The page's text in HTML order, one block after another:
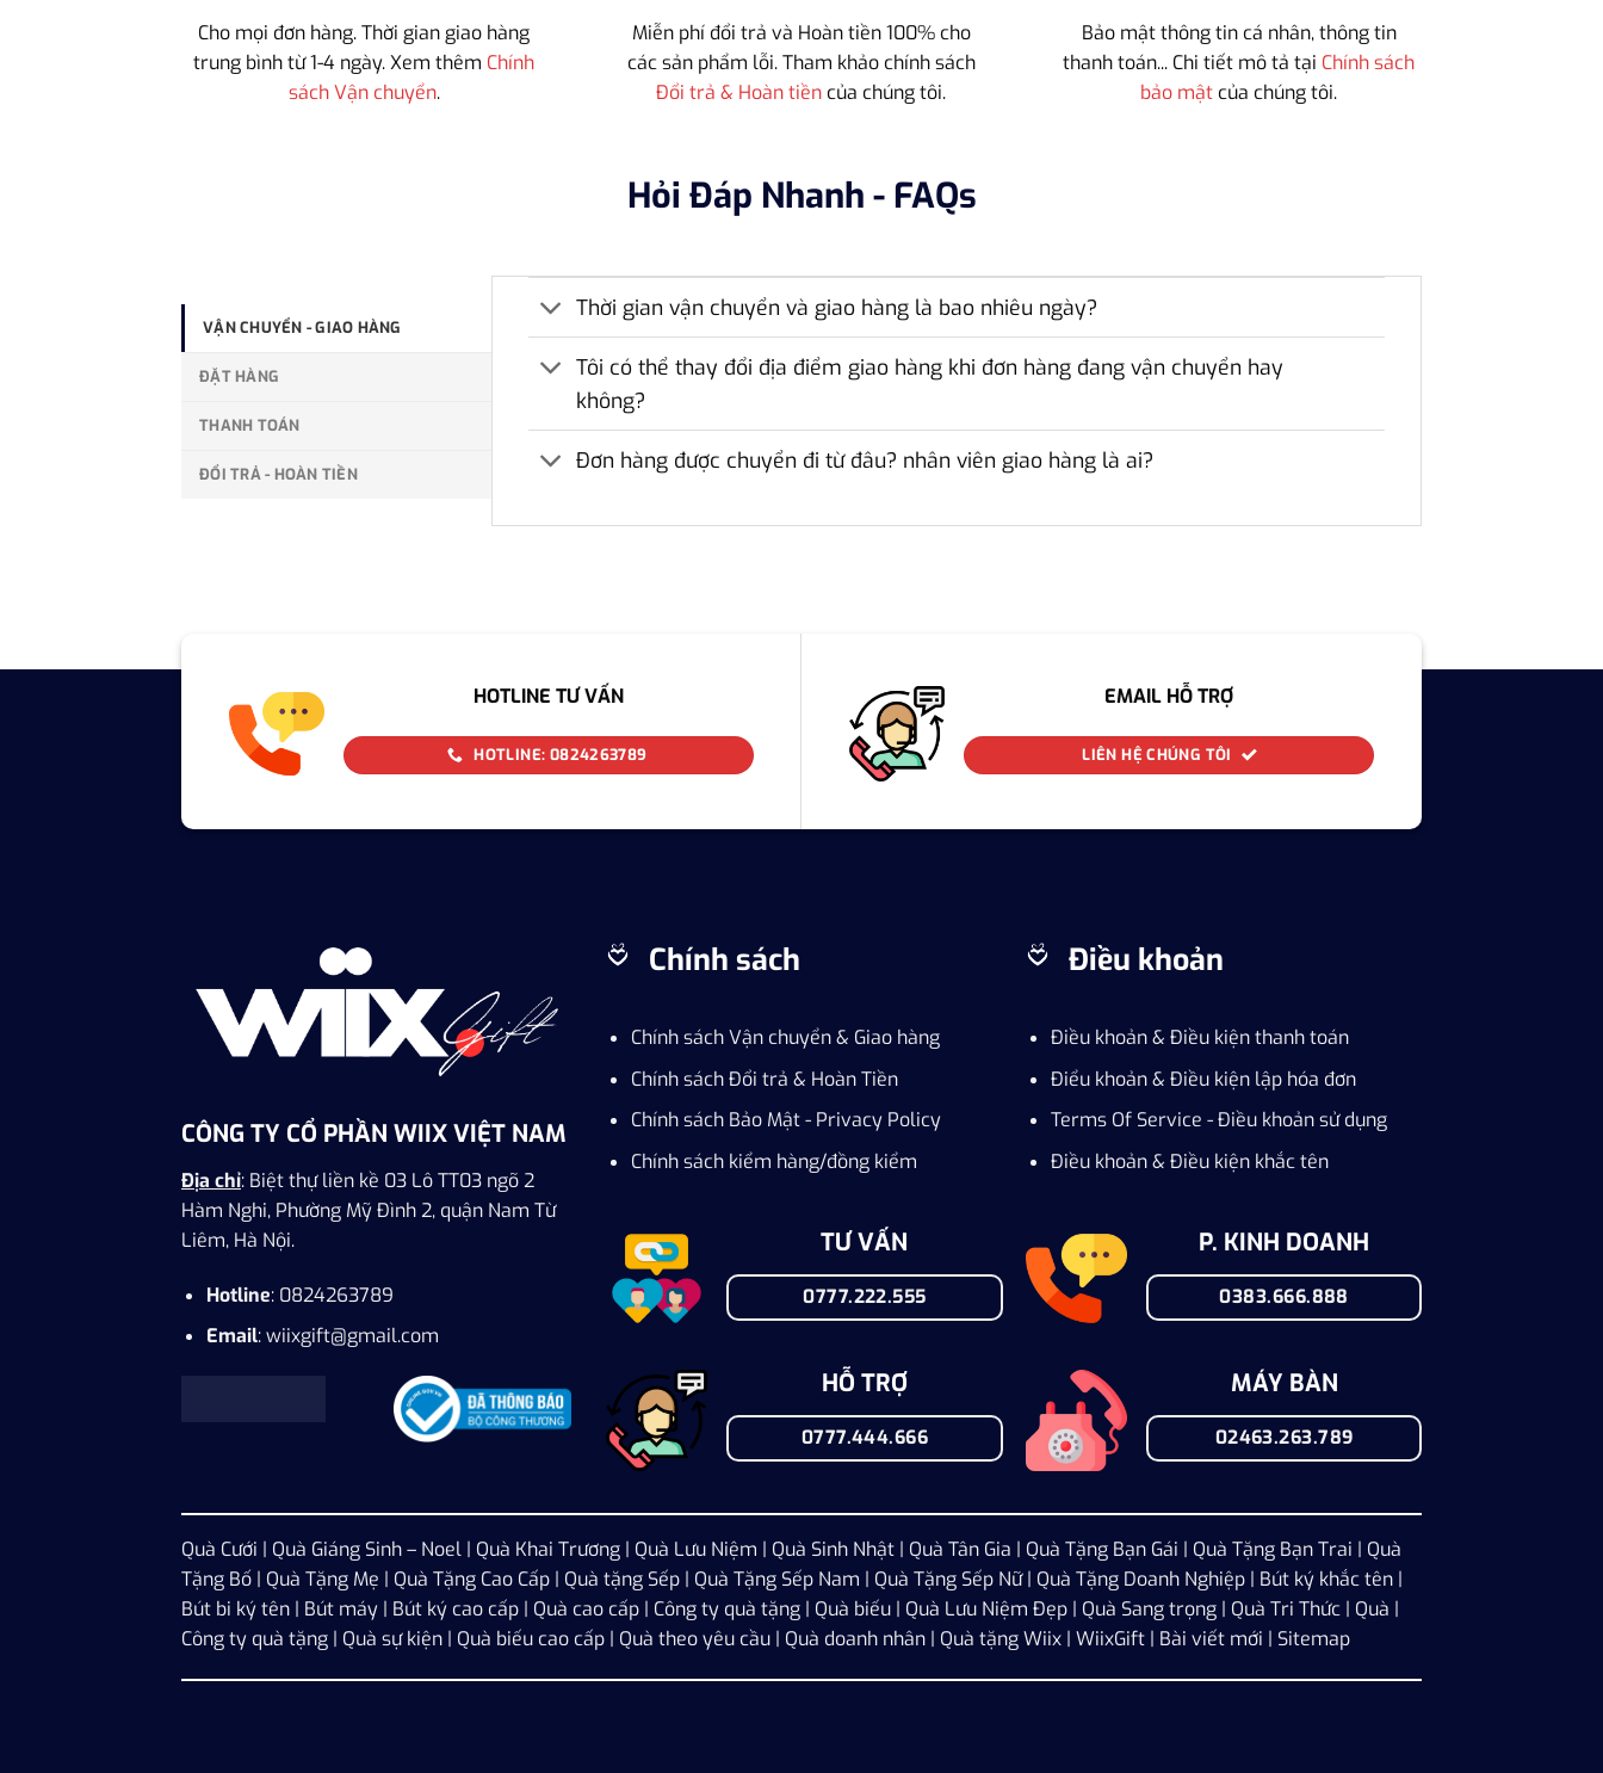
Cho mọi đơn hàng. Thời gian giao hàng
trung bình từ 1-4 ngày. Xem thêm Chính
sách Vận chuyển.
Miễn phí đổi trả và Hoàn tiền 100% cho
các sản phẩm lỗi. Tham khảo chính sách
Đổi trả & Hoàn tiền của chúng tôi.
Bảo mật thông tin cá nhân, thông tin
thanh toán... Chi tiết mô tả tại Chính sách
bảo mật của chúng tôi.
Hỏi Đáp Nhanh - FAQs
VẬN CHUYỂN - GIAO HÀNG
ĐẶT HÀNG
THANH TOÁN
ĐỔI TRẢ - HOÀN TIỀN
Thời gian vận chuyển và giao hàng là bao nhiêu ngày?
Tôi có thể thay đổi địa điểm giao hàng khi đơn hàng đang vận chuyển hay
không?
Đơn hàng được chuyển đi từ đâu? nhân viên giao hàng là ai?
HOTLINE TƯ VẤN
HOTLINE: 0824263789
EMAIL HỖ TRỢ
LIÊN HỆ CHÚNG TÔI
CÔNG TY CỔ PHẦN WIIX VIỆT NAM
Địa chỉ: Biệt thự liền kề 03 Lô TT03 ngõ 2
Hàm Nghi, Phường Mỹ Đình 2, quận Nam Từ
Liêm, Hà Nội.
Hotline: 0824263789
Email: wiixgift@gmail.com
Chính sách
Chính sách Vận chuyển & Giao hàng
Chính sách Đổi trả & Hoàn Tiền
Chính sách Bảo Mật - Privacy Policy
Chính sách kiểm hàng/đồng kiểm
Điều khoản
Điều khoản & Điều kiện thanh toán
Điểu khoản & Điều kiện lập hóa đơn
Terms Of Service - Điều khoản sử dụng
Điều khoản & Điều kiện khắc tên
TƯ VẤN
0777.222.555
HỖ TRỢ
0777.444.666
P. KINH DOANH
0383.666.888
MÁY BÀN
02463.263.789
Quà Cưới | Quà Giáng Sinh – Noel | Quà Khai Trương | Quà Lưu Niệm | Quà Sinh Nhật | Quà Tân Gia | Quà Tặng Bạn Gái | Quà Tặng Bạn Trai | Quà
Tặng Bố | Quà Tặng Mẹ | Quà Tặng Cao Cấp | Quà tặng Sếp | Quà Tặng Sếp Nam | Quà Tặng Sếp Nữ| Quà Tặng Doanh Nghiệp | Bút ký khắc tên |
Bút bi ký tên | Bút máy | Bút ký cao cấp | Quà cao cấp | Công ty quà tặng | Quà biếu | Quà Lưu Niệm Đẹp | Quà Sang trọng | Quà Tri Thức | Quà |
Công ty quà tặng | Quà sự kiện | Quà biếu cao cấp | Quà theo yêu cầu | Quà doanh nhân | Quà tặng Wiix | WiixGift | Bài viết mới | Sitemap